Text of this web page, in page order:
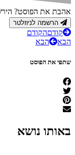
אהבת את הפוסט?
הרשמה לניוזלטר
קודםהקודם
הבא
הבא
שתפי את הפוסט
באותו נושא